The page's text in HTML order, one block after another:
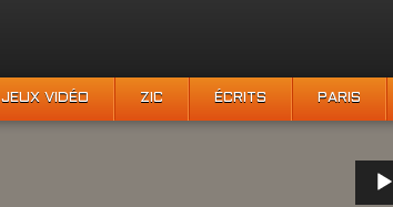
JEUX VIDÉO ZIC ÉCRITS PARIS
audio